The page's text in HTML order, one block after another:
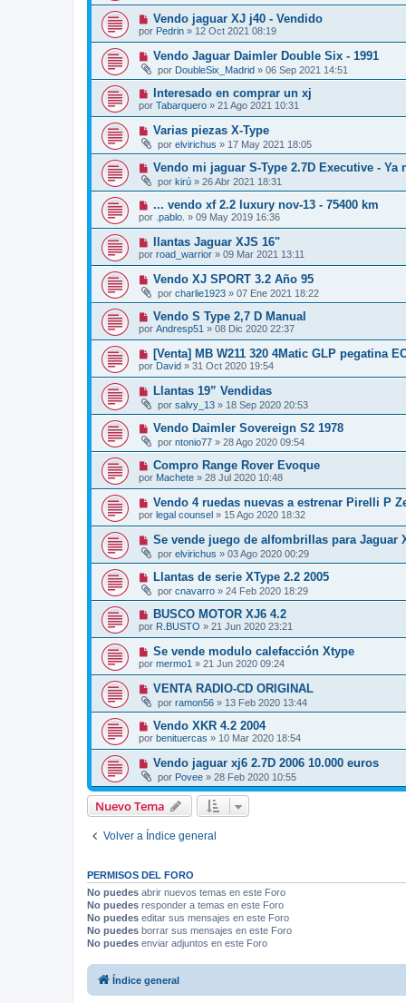
Vendo jaguar XJ j40 - Vendido
por Pedrin » 12 Oct 2021 08:19
Vendo Jaguar Daimler Double Six - 1991
por DoubleSix_Madrid » 06 Sep 2021 14:51
Interesado en comprar un xj
por Tabarquero » 21 Ago 2021 10:31
Varias piezas X-Type
por elvirichus » 17 May 2021 18:05
Vendo mi jaguar S-Type 2.7D Executive - Ya
por kirú » 26 Abr 2021 18:31
... vendo xf 2.2 luxury nov-13 - 75400 km
por .pablo. » 09 May 2019 16:36
llantas Jaguar XJS 16"
por road_warrior » 09 Mar 2021 13:11
Vendo XJ SPORT 3.2 Año 95
por charlie1923 » 07 Ene 2021 18:22
Vendo S Type 2,7 D Manual
por Andresp51 » 08 Dic 2020 22:37
[Venta] MB W211 320 4Matic GLP pegatina
por David » 31 Oct 2020 19:54
Llantas 19” Vendidas
por salvy_13 » 18 Sep 2020 20:53
Vendo Daimler Sovereign S2 1978
por ntonio77 » 28 Ago 2020 09:54
Compro Range Rover Evoque
por Machete » 28 Jul 2020 10:48
Vendo 4 ruedas nuevas a estrenar Pirelli P
por legal counsel » 15 Ago 2020 18:32
Se vende juego de alfombrillas para Jaguar
por elvirichus » 03 Ago 2020 00:29
Llantas de serie XType 2.2 2005
por cnavarro » 24 Feb 2020 18:29
BUSCO MOTOR XJ6 4.2
por R.BUSTO » 21 Jun 2020 23:21
Se vende modulo calefacción Xtype
por mermo1 » 21 Jun 2020 09:24
VENTA RADIO-CD ORIGINAL
por ramon56 » 13 Feb 2020 13:44
Vendo XKR 4.2 2004
por benituercas » 10 Mar 2020 18:54
Vendo jaguar xj6 2.7D 2006 10.000 euros
por Povee » 28 Feb 2020 10:55
Nuevo Tema
Volver a Índice general
PERMISOS DEL FORO
No puedes abrir nuevos temas en este Foro
No puedes responder a temas en este Foro
No puedes editar sus mensajes en este Foro
No puedes borrar sus mensajes en este Foro
No puedes enviar adjuntos en este Foro
Índice general